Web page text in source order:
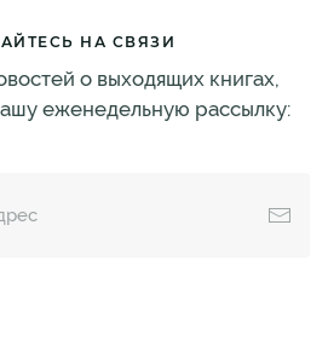
НА СВЯЗИ
о выходящих книгах,
еженедельную рассылку: